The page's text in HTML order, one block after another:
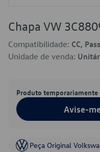
Chapa VW
Compatibilidade: CC,
Unidade de venda:
Produto temporariamente
Avise-
Peça Original